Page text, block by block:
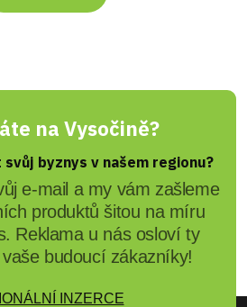
na Vysočině?
byznys v našem regionu?
e-mail a my vám zašleme
produktů šitou na míru
Reklama u nás osloví ty
budoucí zákazníky!
INZERCE